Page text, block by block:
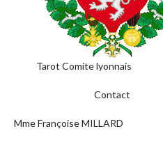
Tarot Comite lyonnais
Contact
Mme Françoise MILLARD